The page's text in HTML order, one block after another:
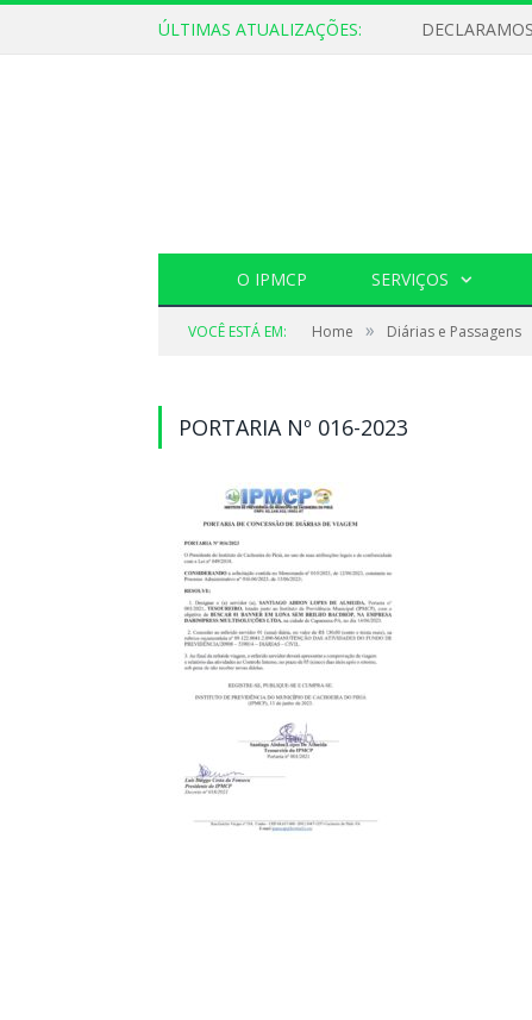
ÚLTIMAS ATUALIZAÇÕES:
O IPMCP SERVIÇOS
VOCÊ ESTÁ EM: Home » Diárias e Passagens
PORTARIA Nº 016-2023